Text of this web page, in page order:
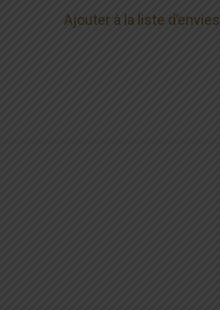
Ajouter à la liste d’envies